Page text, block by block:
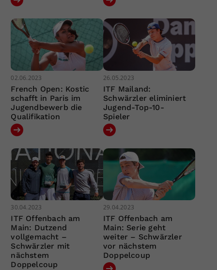
02.06.2023
French Open: Kostic
schafft in Paris im
Jugendbewerb die
Qualifikation
26.05.2023
ITF Mailand:
Schwärzler eliminiert
Jugend-Top-10-
Spieler
30.04.2023
ITF Offenbach am
Main: Dutzend
vollgemacht –
Schwärzler mit
nächstem
Doppelcoup
29.04.2023
ITF Offenbach am
Main: Serie geht
weiter – Schwärzler
vor nächstem
Doppelcoup